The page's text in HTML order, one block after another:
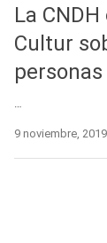
La
Cultur
…
9 noviembre, 2019